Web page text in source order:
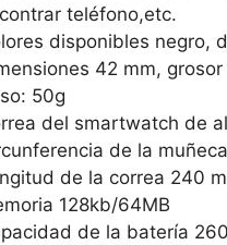
teléfono,etc.
disponibles negro,
42 mm, grosor
50g
del smartwatch de
de la
de la correa 240
128kb/64MB
de la batería